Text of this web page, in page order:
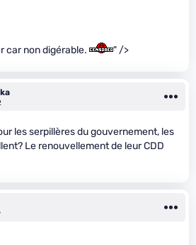
car non digérable. " />
les serpillères du gouvernement, les
Le renouvellement de leur CDD